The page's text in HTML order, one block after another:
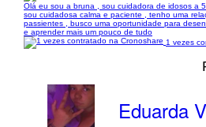
Olá eu sou a bruna , sou cuidadora de idosos a
sou cuidadosa calma e paciente , tenho uma
passientes , busco uma oportunidade para
e aprender mais um pouco de tudo
1 vezes
Eduarda